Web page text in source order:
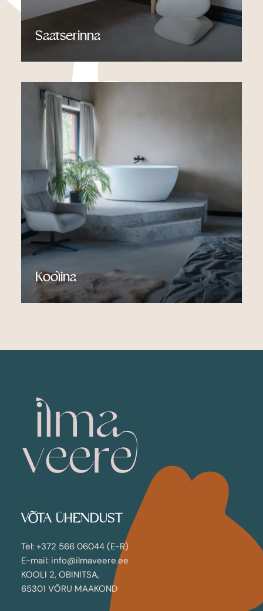
Saatserinna
Vaata Lisa
Koolina
Vaata Lisa
VÕTA ÜHENDUST
Tel: +372 566 06044 (E-R)
E-mail: info@ilmaveere.ee
KOOLI 2, OBINITSA,
65301 VÕRU MAAKOND